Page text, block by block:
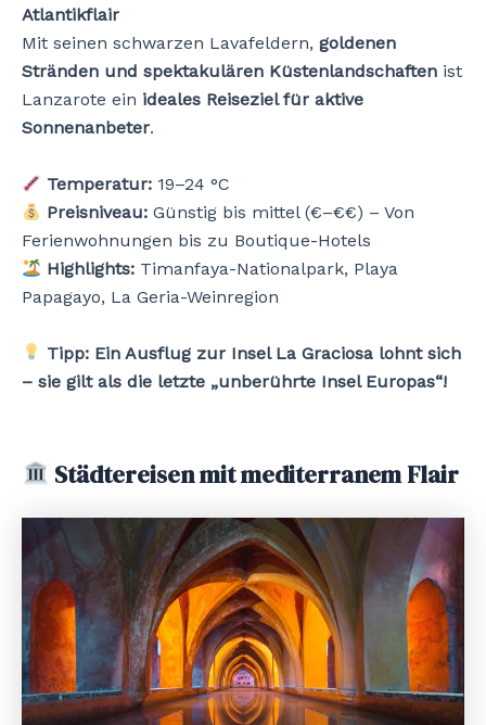
Atlantikflair
Mit seinen schwarzen Lavafeldern, goldenen
Stränden und spektakulären Küstenlandschaften ist
Lanzarote ein ideales Reiseziel für aktive
Sonnenanbeter.
Temperatur: 19–24 °C
Preisniveau: Günstig bis mittel (€–€€) – Von
Ferienwohnungen bis zu Boutique-Hotels
Highlights: Timanfaya-Nationalpark, Playa
Papagayo, La Geria-Weinregion
Tipp: Ein Ausflug zur Insel La Graciosa lohnt sich
– sie gilt als die letzte „unberührte Insel Europas“!
Städtereisen mit mediterranem Flair